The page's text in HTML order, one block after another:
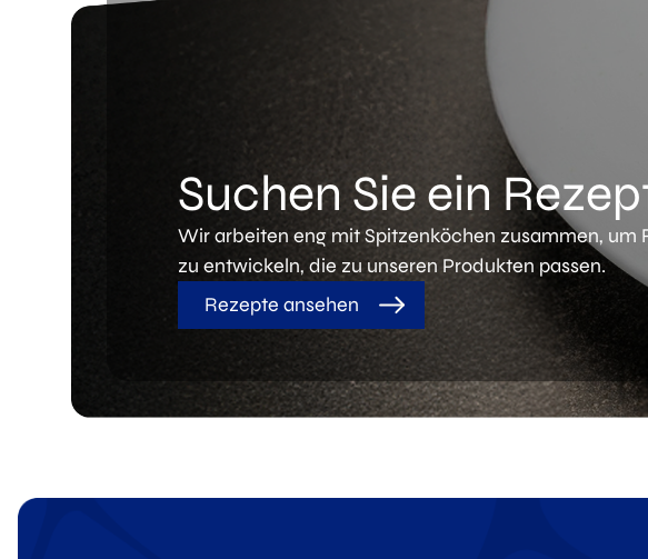
Suchen Sie ein
Wir arbeiten eng mit Spitzenköchen zusammen, um
zu entwickeln, die zu unseren Produkten passen.
Rezepte ansehen